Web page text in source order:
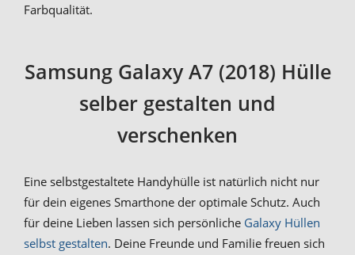
Farbqualität.
Samsung Galaxy A7 (2018) Hülle
selber gestalten und
verschenken
Eine selbstgestaltete Handyhülle ist natürlich nicht nur
für dein eigenes Smarthone der optimale Schutz. Auch
für deine Lieben lassen sich persönliche Galaxy Hüllen
selbst gestalten. Deine Freunde und Familie freuen sich